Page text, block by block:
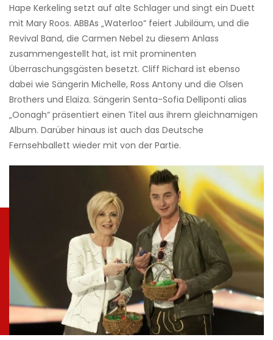
Hape Kerkeling setzt auf alte Schlager und singt ein Duett
mit Mary Roos. ABBAs „Waterloo“ feiert Jubiläum, und die
Revival Band, die Carmen Nebel zu diesem Anlass
zusammengestellt hat, ist mit prominenten
Überraschungsgästen besetzt. Cliff Richard ist ebenso
dabei wie Sängerin Michelle, Ross Antony und die Olsen
Brothers und Elaiza. Sängerin Senta-Sofia Delliponti alias
„Oonagh“ präsentiert einen Titel aus ihrem gleichnamigen
Album. Darüber hinaus ist auch das Deutsche
Fernsehballett wieder mit von der Partie.